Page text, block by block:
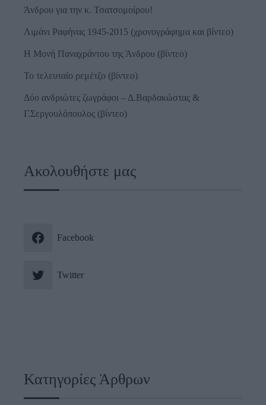
Άνδρου για την κ. Τσατσομοίρου!
Λιμάνι Ραφήνας 1945-2015 (χρονογράφημα και βίντεο)
Η Μονή Παναχράντου της Άνδρου (βίντεο)
Το τελευταίο ρεμέτζο (βίντεο)
Δύο ανδριώτες ζωγράφοι – Δ.Βαρδακώστας &
Γ.Σεργουλόπουλος (βίντεο)
Ακολουθήστε μας
Facebook
Twitter
Κατηγορίες Άρθρων